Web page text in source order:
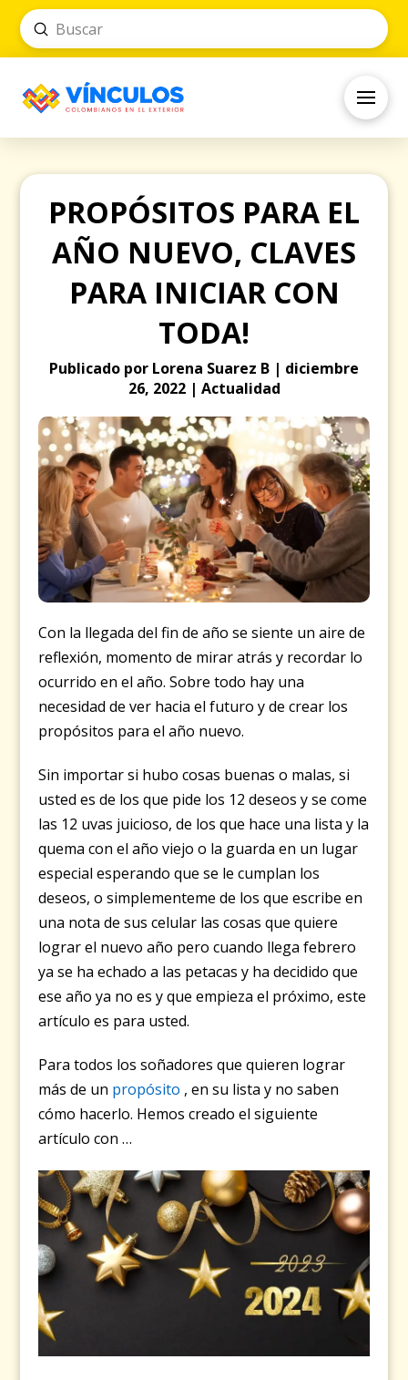
Search
Submit
PROPÓSITOS PARA EL
AÑO NUEVO, CLAVES
PARA INICIAR CON
TODA!
Publicado por Lorena Suarez B | diciembre
26, 2022 | Actualidad
Con la llegada del fin de año se siente un aire de
reflexión, momento de mirar atrás y recordar lo
ocurrido en el año. Sobre todo hay una
necesidad de ver hacia el futuro y de crear los
propósitos para el año nuevo.
Sin importar si hubo cosas buenas o malas, si
usted es de los que pide los 12 deseos y se come
las 12 uvas juicioso, de los que hace una lista y la
quema con el año viejo o la guarda en un lugar
especial esperando que se le cumplan los
deseos, o simplementeme de los que escribe en
una nota de sus celular las cosas que quiere
lograr el nuevo año pero cuando llega febrero
ya se ha echado a las petacas y ha decidido que
ese año ya no es y que empieza el próximo, este
artículo es para usted.
Para todos los soñadores que quieren lograr
más de un propósito , en su lista y no saben
cómo hacerlo. Hemos creado el siguiente
artículo con …